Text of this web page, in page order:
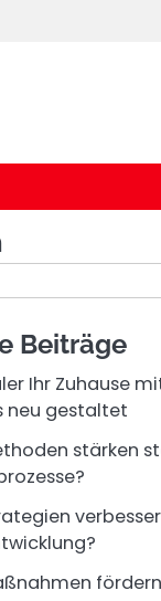
Beiträge
Ihr Zuhause
neu gestaltet
stärken